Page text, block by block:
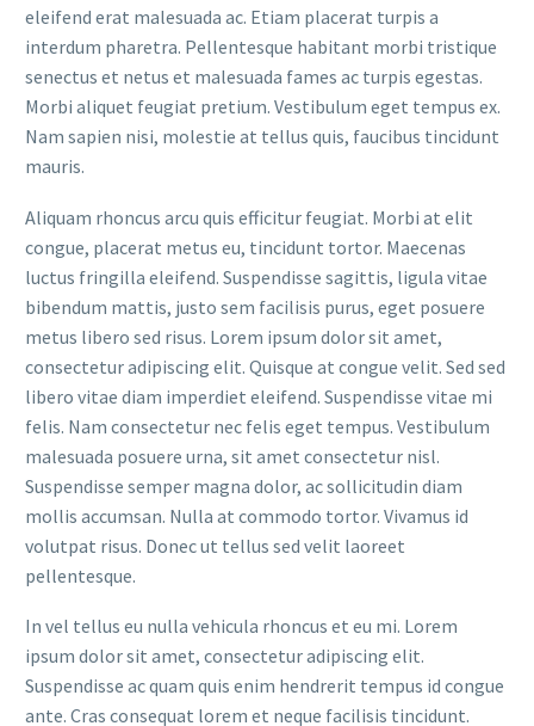
eleifend erat malesuada ac. Etiam placerat turpis a
interdum pharetra. Pellentesque habitant morbi tristique
senectus et netus et malesuada fames ac turpis egestas.
Morbi aliquet feugiat pretium. Vestibulum eget tempus ex.
Nam sapien nisi, molestie at tellus quis, faucibus tincidunt
mauris.
Aliquam rhoncus arcu quis efficitur feugiat. Morbi at elit
congue, placerat metus eu, tincidunt tortor. Maecenas
luctus fringilla eleifend. Suspendisse sagittis, ligula vitae
bibendum mattis, justo sem facilisis purus, eget posuere
metus libero sed risus. Lorem ipsum dolor sit amet,
consectetur adipiscing elit. Quisque at congue velit. Sed sed
libero vitae diam imperdiet eleifend. Suspendisse vitae mi
felis. Nam consectetur nec felis eget tempus. Vestibulum
malesuada posuere urna, sit amet consectetur nisl.
Suspendisse semper magna dolor, ac sollicitudin diam
mollis accumsan. Nulla at commodo tortor. Vivamus id
volutpat risus. Donec ut tellus sed velit laoreet
pellentesque.
In vel tellus eu nulla vehicula rhoncus et eu mi. Lorem
ipsum dolor sit amet, consectetur adipiscing elit.
Suspendisse ac quam quis enim hendrerit tempus id congue
ante. Cras consequat lorem et neque facilisis tincidunt.